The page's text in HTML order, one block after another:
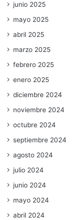
junio 2025
mayo 2025
abril 2025
marzo 2025
febrero 2025
enero 2025
diciembre 2024
noviembre 2024
octubre 2024
septiembre 2024
agosto 2024
julio 2024
junio 2024
mayo 2024
abril 2024